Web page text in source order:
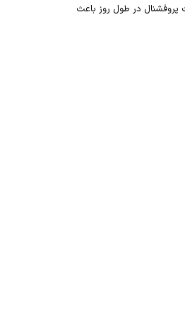
در طول روز باعث